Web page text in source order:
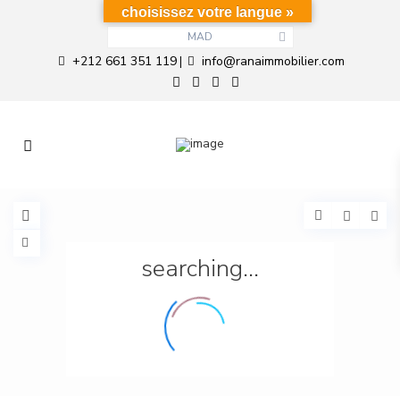
MAD
+212 661 351 119| info@ranaimmobilier.com
searching...
choisissez votre langue »